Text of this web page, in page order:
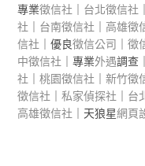
專業徵信社 台北徵信社
社
台南徵信社 高雄徵
信社 ｜優良徵信公司 ｜徵
中徵信社 ｜專業外遇調查
社 ｜桃園徵信社 ｜新竹徵
徵信社 ｜私家偵探社 台
高雄徵信社 ｜天狼星網頁